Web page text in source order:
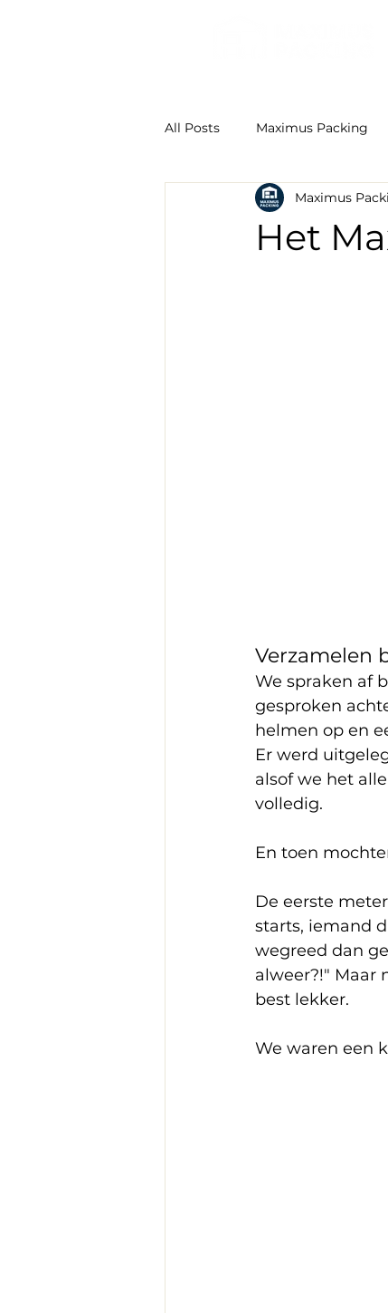
All Posts Maximus Packing
Het
Maximus
Verzamelen
We spraken af
gesproken
helmen op en
Er werd
alsof we het
volledig.
En toen
De eerste
starts, iemand
wegreed dan
alweer?!" Maar
best lekker.
We waren een